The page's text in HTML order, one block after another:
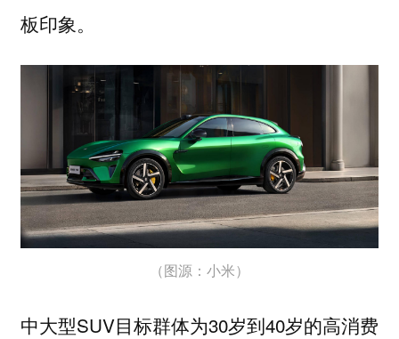
板印象。
（图源：小米）
中大型SUV目标群体为30岁到40岁的高消费